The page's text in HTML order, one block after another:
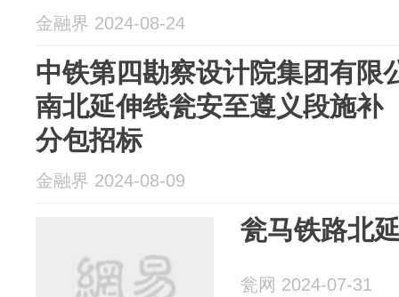
金融界 2024-08-24
中铁第四勘察设计院集团有限
南北延伸线瓮安至遵义段施补
分包招标
金融界 2024-08-09
瓮马铁路北
瓮网 2024-07-31